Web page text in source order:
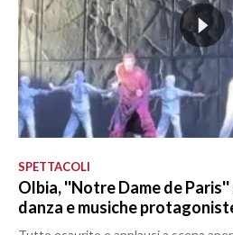
SPETTACOLI
Olbia, ''Notre Dame de
danza e musiche